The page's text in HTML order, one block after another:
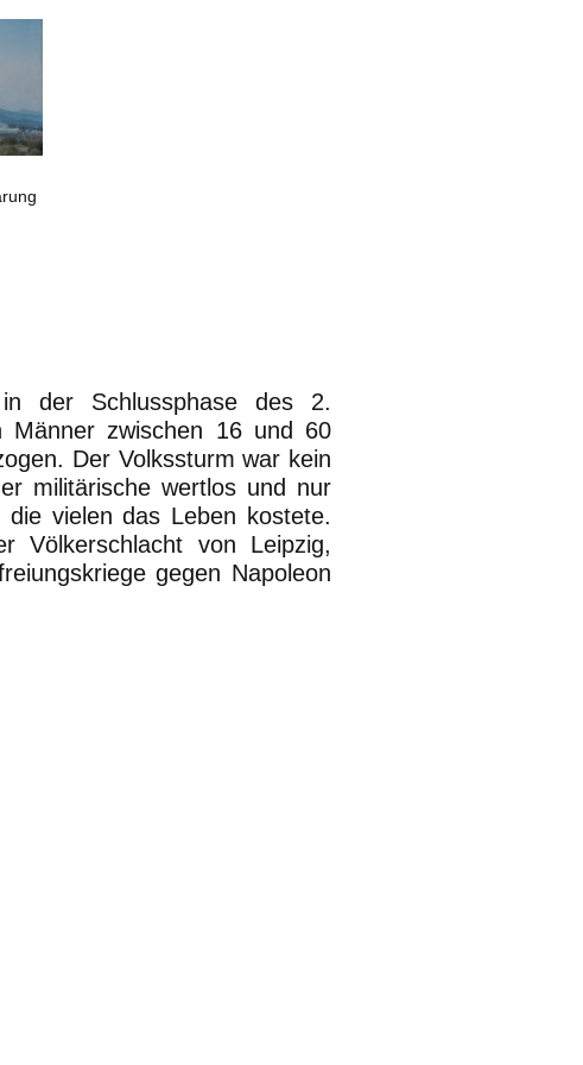
der Schlussphase des 2.
Männer zwischen 16 und 60
Der Volkssturm war kein
militärische wertlos und nur
die vielen das Leben kostete.
Völkerschlacht von Leipzig,
gegen Napoleon